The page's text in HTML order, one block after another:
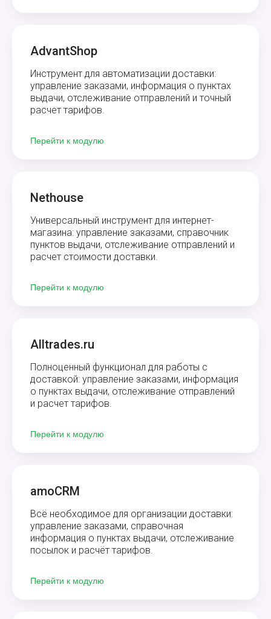
AdvantShop
Инструмент для автоматизации доставки:
управление заказами, информация о пунктах
выдачи, отслеживание отправлений и точный
расчет тарифов.
Перейти к модулю
Nethouse
Универсальный инструмент для интернет-
магазина: управление заказами, справочник
пунктов выдачи, отслеживание отправлений и
расчет стоимости доставки.
Перейти к модулю
Alltrades.ru
Полноценный функционал для работы с
доставкой: управление заказами, информация
о пунктах выдачи, отслеживание отправлений
и расчет тарифов.
Перейти к модулю
amoCRM
Всё необходимое для организации доставки:
управление заказами, справочная
информация о пунктах выдачи, отслеживание
посылок и расчёт тарифов.
Перейти к модулю